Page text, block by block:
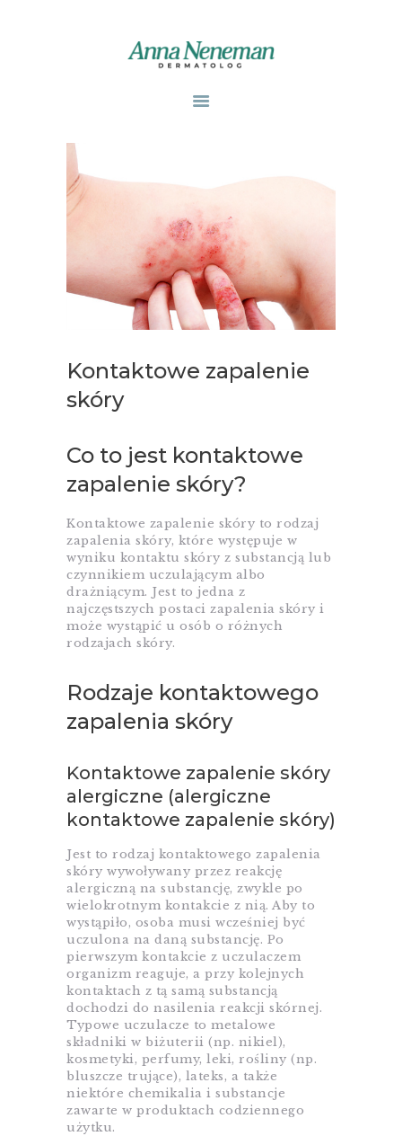
GABINETY
WPISY
KONTAKT
Kontaktowe zapalenie
skóry
Co to jest kontaktowe
zapalenie skóry?
Kontaktowe zapalenie skóry to rodzaj
zapalenia skóry, które występuje w
wyniku kontaktu skóry z substancją lub
czynnikiem uczulającym albo
drażniącym. Jest to jedna z
najczęstszych postaci zapalenia skóry i
może wystąpić u osób o różnych
rodzajach skóry.
Rodzaje kontaktowego
zapalenia skóry
Kontaktowe zapalenie skóry
alergiczne (alergiczne
kontaktowe zapalenie skóry)
Jest to rodzaj kontaktowego zapalenia
skóry wywoływany przez reakcję
alergiczną na substancję, zwykle po
wielokrotnym kontakcie z nią. Aby to
wystąpiło, osoba musi wcześniej być
uczulona na daną substancję. Po
pierwszym kontakcie z uczulaczem
organizm reaguje, a przy kolejnych
kontaktach z tą samą substancją
dochodzi do nasilenia reakcji skórnej.
Typowe uczulacze to metalowe
składniki w biżuterii (np. nikiel),
kosmetyki, perfumy, leki, rośliny (np.
bluszcze trujące), lateks, a także
niektóre chemikalia i substancje
zawarte w produktach codziennego
użytku.